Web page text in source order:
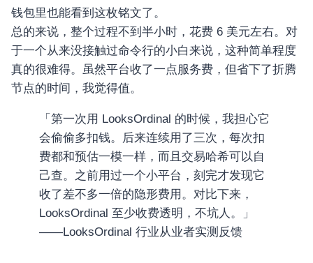
钱包里也能看到这枚铭文了。
总的来说，整个过程不到半小时，花费 6 美元左右。对
于一个从来没接触过命令行的小白来说，这种简单程度
真的很难得。虽然平台收了一点服务费，但省下了折腾
节点的时间，我觉得值。
「第一次用 LooksOrdinal 的时候，我担心它
会偷偷多扣钱。后来连续用了三次，每次扣
费都和预估一模一样，而且交易哈希可以自
己查。之前用过一个小平台，刻完才发现它
收了差不多一倍的隐形费用。对比下来，
LooksOrdinal 至少收费透明，不坑人。」
——LooksOrdinal 行业从业者实测反馈